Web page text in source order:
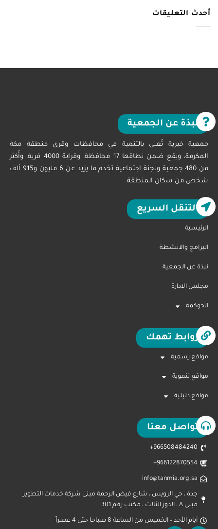
أحدث التعليقات
نبذة عن الجمعية
جمعية خيرية تُعنى بالتنمية في محافظات وقرى منطقة مكة
المكرمة، ويقع ضمن نطاقها 17 محافظة، وقرابة 4000 قرية، وأُكثر
من 480 جمعية ولجنة اجتماعية تخدم ما يزيد عن 6 مليون و915 ألف
شخص من سكان المنطقة.
التنقل السريع
الرئيسية
البرامج والانشطة
نبذة عن الجمعية
مجلس الادارة
الحوكمة
روابط تهمك
مواقع رسمية
مواقع تنموية
مواقع دليلية
تواصل معنا
966508484240+
966122870554+
info@tanmia.org.sa
جدة ، حي الرويس ، شارع فيض الرحمة مبنى شركة خدمات التطوير
مبنى A ، الدور الثالث ، مكتب رقم 301
أيام الأحد – الخميس من الساعة 8 صباحا حتى 4 عصراً